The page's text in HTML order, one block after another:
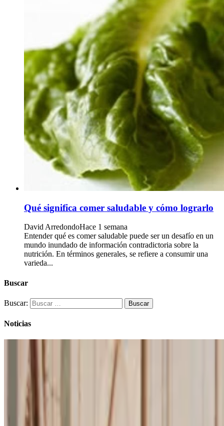
Qué significa comer saludable y cómo lograrlo
David ArredondoHace 1 semana
Entender qué es comer saludable puede ser un desafío en un
mundo inundado de información contradictoria sobre la
nutrición. En términos generales, se refiere a consumir una
varieda...
Buscar
Buscar:
Noticias